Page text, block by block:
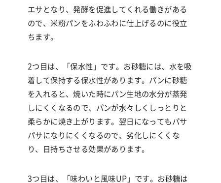
エサとなり、発酵を促進してくれる働きがある
ので、米粉パンをふわふわに仕上げるのに役立
ちます。
2つ目は、「保水性」です。お砂糖には、水を吸
着して保持する保水性があります。パンに砂糖
を入れると、焼いた時にパン生地の水分が蒸発
しにくくなるので、パンが水々しくしっとりと
柔らかに焼き上がります。翌日になってもパサ
パサになりにくくなるので、劣化しにくくな
り、日持ちさせる効果があります。
3つ目は、「味わいと風味UP」です。 お砂糖は